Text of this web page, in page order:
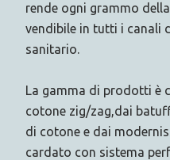
rende ogni grammo
vendibile in tutti i canali
sanitario.
La gamma di prodotti è
cotone zig/zag,dai
di cotone e dai
cardato con sistema